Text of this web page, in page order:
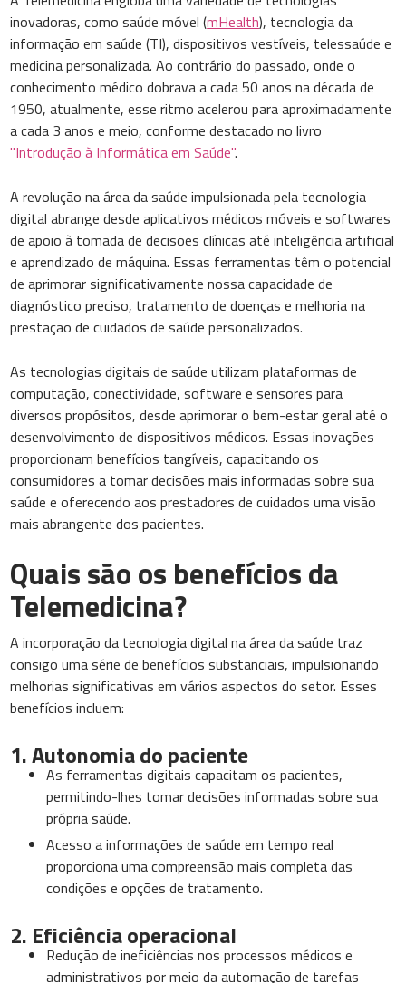
inovadoras, como saúde móvel (mHealth), tecnologia da
informação em saúde (TI), dispositivos vestíveis, telessaúde e
medicina personalizada. Ao contrário do passado, onde o
conhecimento médico dobrava a cada 50 anos na década de
1950, atualmente, esse ritmo acelerou para aproximadamente
a cada 3 anos e meio, conforme destacado no livro
"Introdução à Informática em Saúde".
A revolução na área da saúde impulsionada pela tecnologia
digital abrange desde aplicativos médicos móveis e softwares
de apoio à tomada de decisões clínicas até inteligência artificial
e aprendizado de máquina. Essas ferramentas têm o potencial
de aprimorar significativamente nossa capacidade de
diagnóstico preciso, tratamento de doenças e melhoria na
prestação de cuidados de saúde personalizados.
As tecnologias digitais de saúde utilizam plataformas de
computação, conectividade, software e sensores para
diversos propósitos, desde aprimorar o bem-estar geral até o
desenvolvimento de dispositivos médicos. Essas inovações
proporcionam benefícios tangíveis, capacitando os
consumidores a tomar decisões mais informadas sobre sua
saúde e oferecendo aos prestadores de cuidados uma visão
mais abrangente dos pacientes.
Quais são os benefícios da
Telemedicina?
A incorporação da tecnologia digital na área da saúde traz
consigo uma série de benefícios substanciais, impulsionando
melhorias significativas em vários aspectos do setor. Esses
benefícios incluem:
1. Autonomia do paciente
As ferramentas digitais capacitam os pacientes,
permitindo-lhes tomar decisões informadas sobre sua
própria saúde.
Acesso a informações de saúde em tempo real
proporciona uma compreensão mais completa das
condições e opções de tratamento.
2. Eficiência operacional
Redução de ineficiências nos processos médicos e
administrativos por meio da automação de tarefas